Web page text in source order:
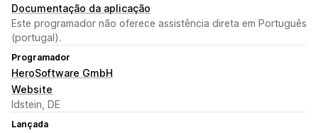
Documentação da aplicação
Este programador não oferece assistência direta em Português
(portugal).
Programador
HeroSoftware GmbH
Website
Idstein, DE
Lançada